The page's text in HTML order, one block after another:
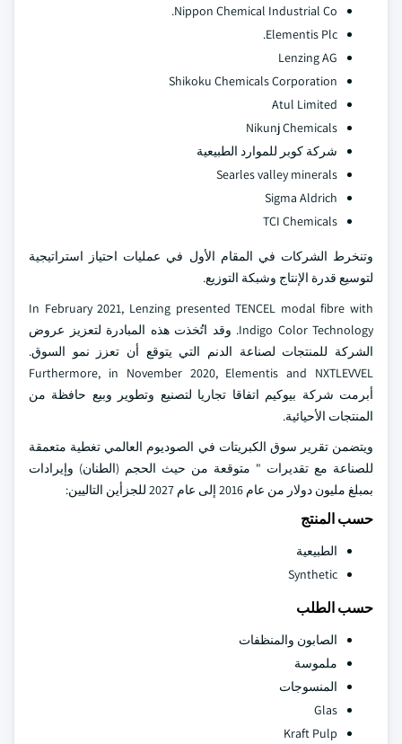
Nippon Chemical Industrial Co.
Elementis Plc.
Lenzing AG
Shikoku Chemicals Corporation
Atul Limited
Nikunj Chemicals
شركة كوبر للموارد الطبيعية
Searles valley minerals
Sigma Aldrich
TCI Chemicals
وتنخرط الشركات في المقام الأول في عمليات احتياز استراتيجية
لتوسيع قدرة الإنتاج وشبكة التوزيع.
In February 2021, Lenzing presented TENCEL modal fibre with
Indigo Color Technology. وقد اتُخذت هذه المبادرة لتعزيز عروض
الشركة للمنتجات لصناعة الدنم التي يتوقع أن تعزز نمو السوق.
Furthermore, in November 2020, Elementis and NXTLEVVEL
أبرمت شركة بيوكيم اتفاقا تجاريا لتصنيع وتطوير وبيع حافظة من
المنتجات الأحيائية.
ويتضمن تقرير سوق الكبريتات في الصوديوم العالمي تغطية متعمقة
للصناعة مع تقديرات " متوقعة من حيث الحجم (الطنان) وإيرادات
بمبلغ مليون دولار من عام 2016 إلى عام 2027 للجزأين التاليين:
حسب المنتج
الطبيعية
Synthetic
حسب الطلب
الصابون والمنظفات
ملموسة
المنسوجات
Glas
Kraft Pulp